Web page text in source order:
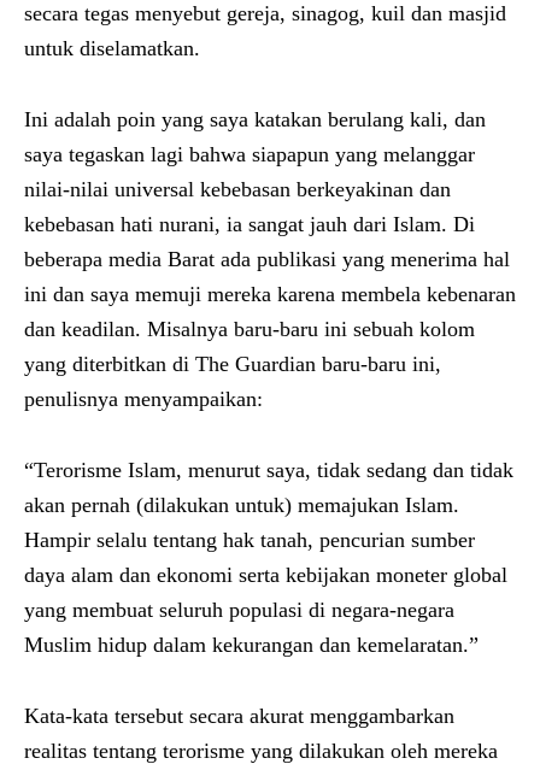
secara tegas menyebut gereja, sinagog, kuil dan masjid
untuk diselamatkan.
Ini adalah poin yang saya katakan berulang kali, dan
saya tegaskan lagi bahwa siapapun yang melanggar
nilai-nilai universal kebebasan berkeyakinan dan
kebebasan hati nurani, ia sangat jauh dari Islam. Di
beberapa media Barat ada publikasi yang menerima hal
ini dan saya memuji mereka karena membela kebenaran
dan keadilan. Misalnya baru-baru ini sebuah kolom
yang diterbitkan di The Guardian baru-baru ini,
penulisnya menyampaikan:
“Terorisme Islam, menurut saya, tidak sedang dan tidak
akan pernah (dilakukan untuk) memajukan Islam.
Hampir selalu tentang hak tanah, pencurian sumber
daya alam dan ekonomi serta kebijakan moneter global
yang membuat seluruh populasi di negara-negara
Muslim hidup dalam kekurangan dan kemelaratan.”
Kata-kata tersebut secara akurat menggambarkan
realitas tentang terorisme yang dilakukan oleh mereka